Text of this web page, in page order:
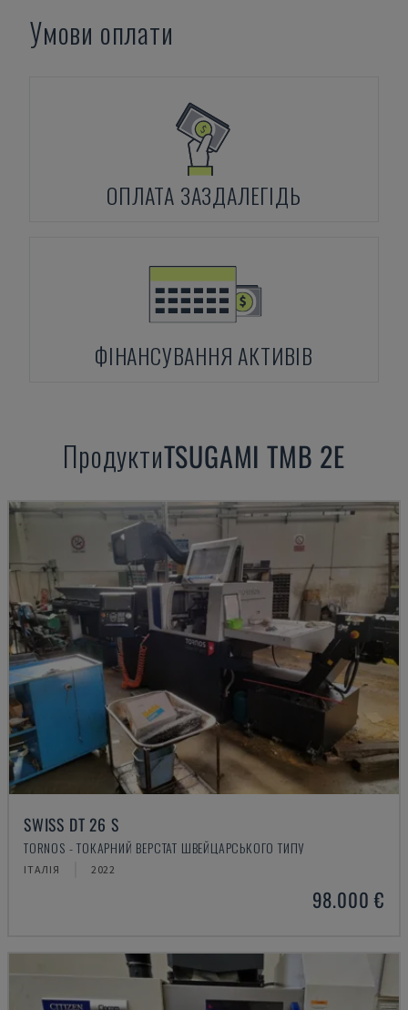
Умови оплати
ОПЛАТА ЗАЗДАЛЕГІДЬ
ФІНАНСУВАННЯ АКТИВІВ
ПродуктиTSUGAMI TMB 2E
SWISS DT 26 S
TORNOS - ТОКАРНИЙ ВЕРСТАТ ШВЕЙЦАРСЬКОГО ТИПУ
ІТАЛІЯ 2022
98.000 €